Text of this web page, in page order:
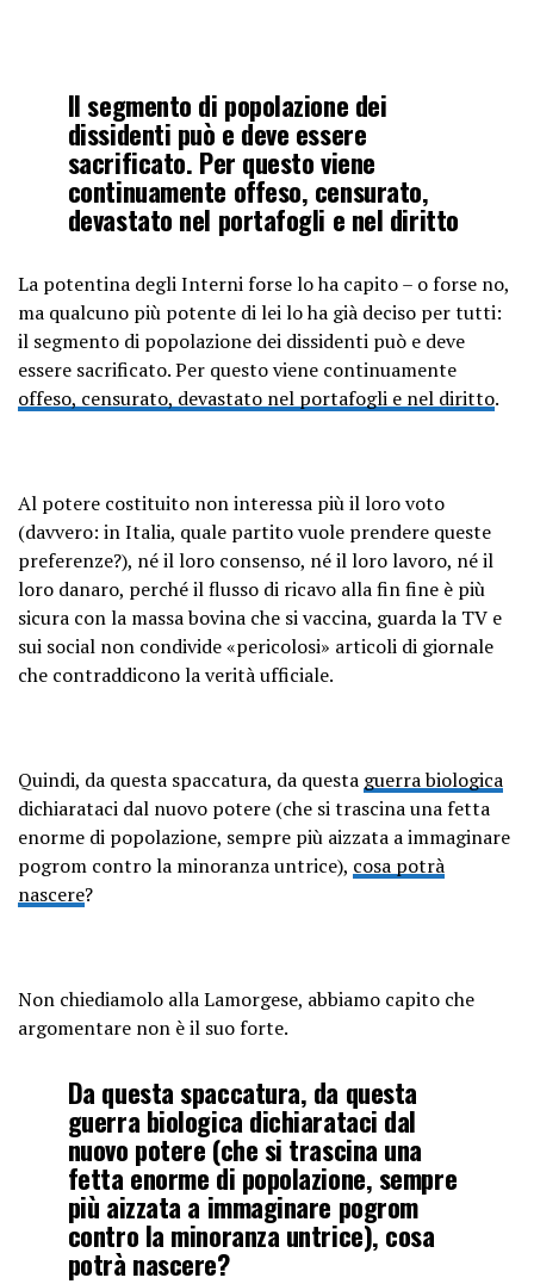
Il segmento di popolazione dei
dissidenti può e deve essere
sacrificato. Per questo viene
continuamente offeso, censurato,
devastato nel portafogli e nel diritto
La potentina degli Interni forse lo ha capito – o forse no,
ma qualcuno più potente di lei lo ha già deciso per tutti:
il segmento di popolazione dei dissidenti può e deve
essere sacrificato. Per questo viene continuamente
offeso, censurato, devastato nel portafogli e nel diritto.
Al potere costituito non interessa più il loro voto
(davvero: in Italia, quale partito vuole prendere queste
preferenze?), né il loro consenso, né il loro lavoro, né il
loro danaro, perché il flusso di ricavo alla fin fine è più
sicura con la massa bovina che si vaccina, guarda la TV e
sui social non condivide «pericolosi» articoli di giornale
che contraddicono la verità ufficiale.
Quindi, da questa spaccatura, da questa guerra biologica
dichiarataci dal nuovo potere (che si trascina una fetta
enorme di popolazione, sempre più aizzata a immaginare
pogrom contro la minoranza untrice), cosa potrà
nascere?
Non chiediamolo alla Lamorgese, abbiamo capito che
argomentare non è il suo forte.
Da questa spaccatura, da questa
guerra biologica dichiarataci dal
nuovo potere (che si trascina una
fetta enorme di popolazione, sempre
più aizzata a immaginare pogrom
contro la minoranza untrice), cosa
potrà nascere?